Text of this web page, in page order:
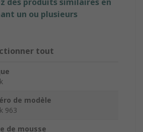
des produits similaires en
un ou plusieurs
tout
de modèle
963
de mousse